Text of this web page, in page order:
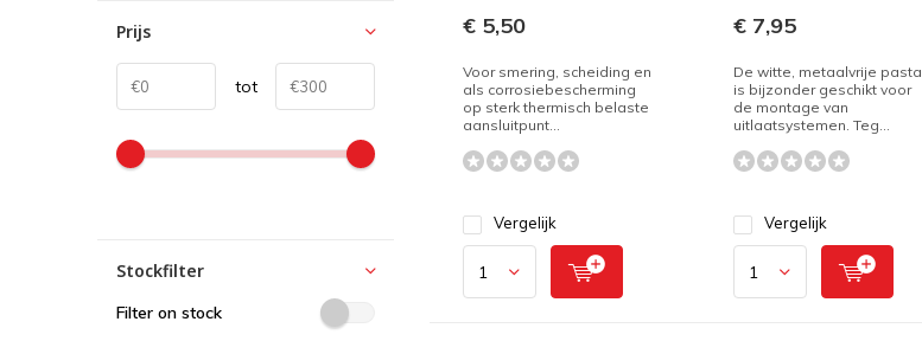
€ 5,50
Voor smering, scheiding en
als corrosiebescherming
op sterk thermisch belaste
aansluitpunt...
Vergelijk
€ 7,95
De witte, metaalvrije pasta
is bijzonder geschikt voor
de montage van
uitlaatsystemen. Teg...
Vergelijk
Prijs
tot
Stockfilter
Filter on stock